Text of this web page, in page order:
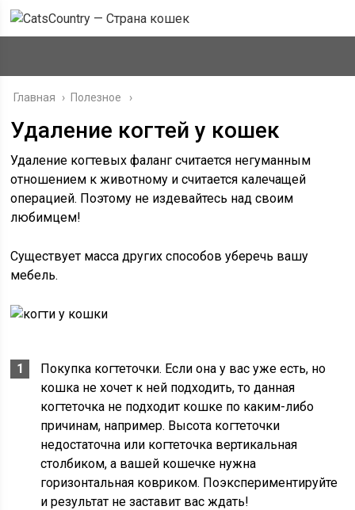
Главная › Полезное
Удаление когтей у кошек
Удаление когтевых фаланг считается негуманным
отношением к животному и считается калечащей
операцией. Поэтому не издевайтесь над своим
любимцем!
Существует масса других способов уберечь вашу
мебель.
Покупка когтеточки. Если она у вас уже есть, но
кошка не хочет к ней подходить, то данная
когтеточка не подходит кошке по каким-либо
причинам, например. Высота когтеточки
недостаточна или когтеточка вертикальная
столбиком, а вашей кошечке нужна
горизонтальная ковриком. Поэкспериментируйте
и результат не заставит вас ждать!